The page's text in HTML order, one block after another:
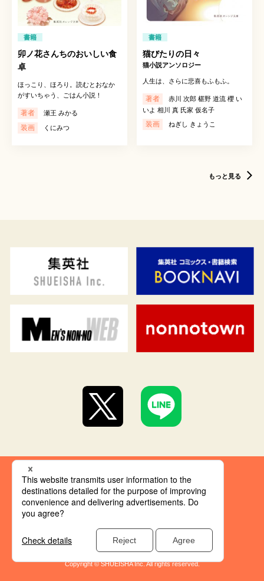
書籍
卯ノ花さんちのおいしい食
卓
ほっこり、ほろり。読むとおなか
がすいちゃう、ごはん小説！
著者 瀬王 みかる
装画 くにみつ
書籍
猫びたりの日々
猫小説アンソロジー
人生は、さらに悲喜もふもふ。
著者
赤川 次郎 椹野 道流 櫻 い
いよ 相川 真 氏家 仮名子
装画 ねぎし きょうこ
もっと見る
集英社 オレンジ文庫とは
創刊にあたって
推奨環境
集英社の個人情報取り扱い
Copyright © SHUEISHA Inc. All rights reserved.